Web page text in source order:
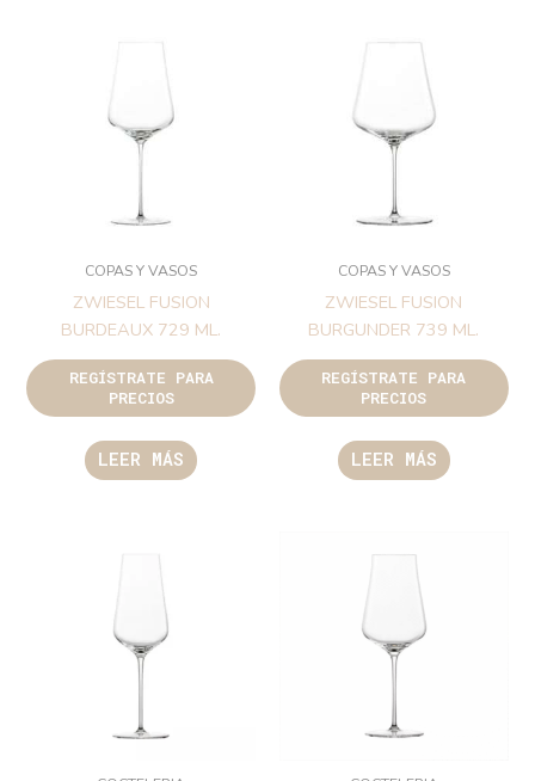
COPAS Y VASOS
ZWIESEL FUSION
BURDEAUX 729 ML.
REGÍSTRATE PARA
PRECIOS
LEER MÁS
COPAS Y VASOS
ZWIESEL FUSION
BURGUNDER 739 ML.
REGÍSTRATE PARA
PRECIOS
LEER MÁS